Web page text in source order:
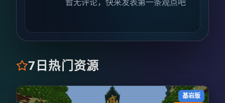
7日热门资源
基岩版